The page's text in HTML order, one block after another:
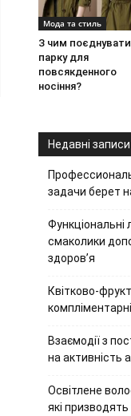
Мода та стиль
З чим поєднувати
парку для
повсякденного
носіння?
Недавні записи
задачи берет
Функціональні
смаколики
здоров’я
Квітково-
Взаємодії з
на активність
Освітлене
які